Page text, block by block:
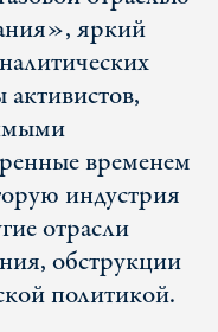
яркий
временем
индустрия
отрасли
обструкции
политикой.